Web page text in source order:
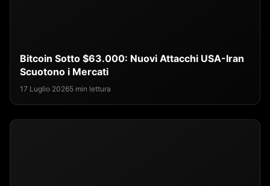
Bitcoin Sotto $63.000: Nuovi Attacchi USA-Iran
Scuotono i Mercati
17 Luglio 20265 min lettura